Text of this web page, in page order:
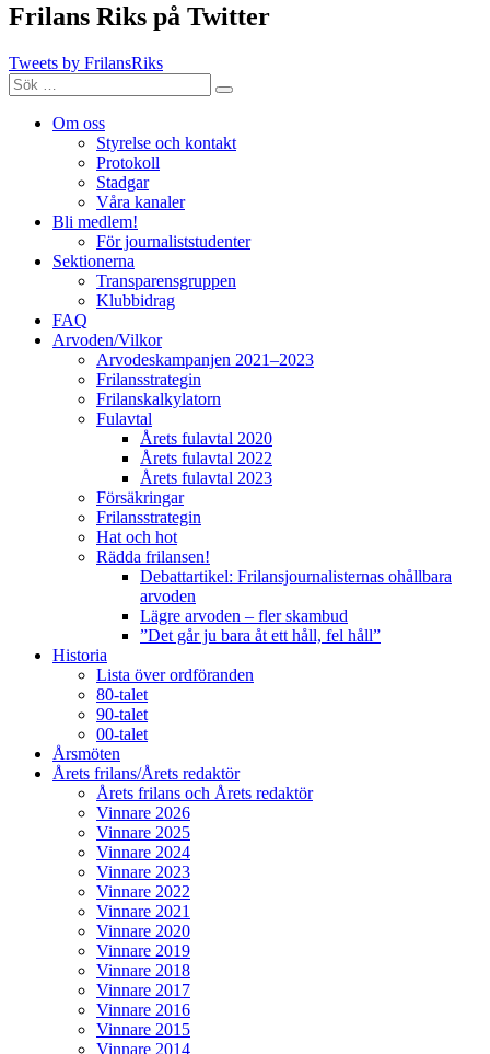
Frilans Riks på Twitter
Tweets by FrilansRiks
Sök
efter:
Sök
Om oss
Styrelse och kontakt
Protokoll
Stadgar
Våra kanaler
Bli medlem!
För journaliststudenter
Sektionerna
Transparensgruppen
Klubbidrag
FAQ
Arvoden/Vilkor
Arvodeskampanjen 2021–2023
Frilansstrategin
Frilanskalkylatorn
Fulavtal
Årets fulavtal 2020
Årets fulavtal 2022
Årets fulavtal 2023
Försäkringar
Frilansstrategin
Hat och hot
Rädda frilansen!
Debattartikel: Frilansjournalisternas ohållbara
arvoden
Lägre arvoden – fler skambud
”Det går ju bara åt ett håll, fel håll”
Historia
Lista över ordföranden
80-talet
90-talet
00-talet
Årsmöten
Årets frilans/Årets redaktör
Årets frilans och Årets redaktör
Vinnare 2026
Vinnare 2025
Vinnare 2024
Vinnare 2023
Vinnare 2022
Vinnare 2021
Vinnare 2020
Vinnare 2019
Vinnare 2018
Vinnare 2017
Vinnare 2016
Vinnare 2015
Vinnare 2014